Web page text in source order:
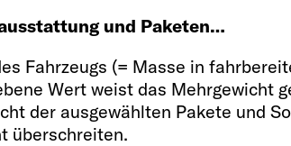
und Paketen…
Fahrzeugs (= Masse in
Wert weist das Mehrgewicht
der ausgewählten Pakete und
überschreiten.